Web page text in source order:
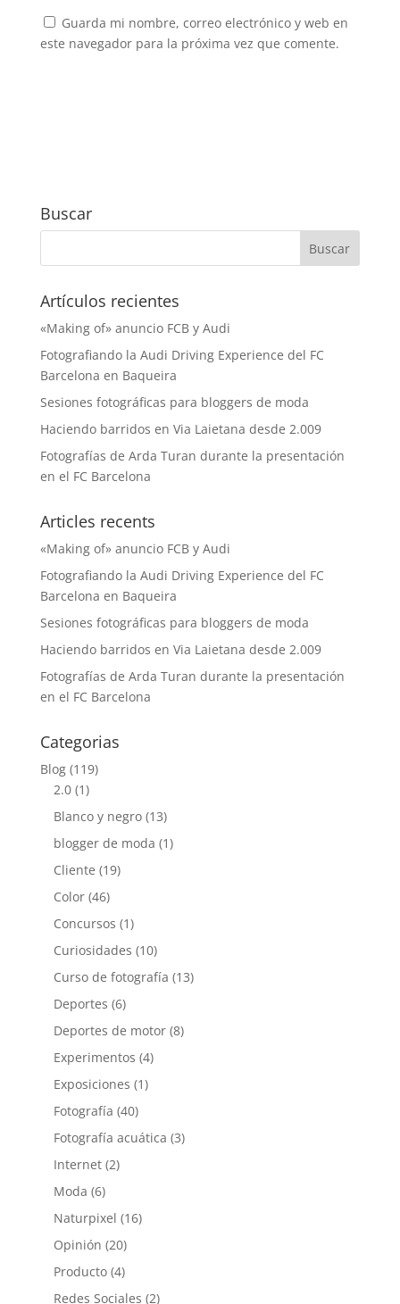
Guarda mi nombre, correo electrónico y web en
este navegador para la próxima vez que comente.
Buscar
Artículos recientes
«Making of» anuncio FCB y Audi
Fotografiando la Audi Driving Experience del FC
Barcelona en Baqueira
Sesiones fotográficas para bloggers de moda
Haciendo barridos en Via Laietana desde 2.009
Fotografías de Arda Turan durante la presentación
en el FC Barcelona
Articles recents
«Making of» anuncio FCB y Audi
Fotografiando la Audi Driving Experience del FC
Barcelona en Baqueira
Sesiones fotográficas para bloggers de moda
Haciendo barridos en Via Laietana desde 2.009
Fotografías de Arda Turan durante la presentación
en el FC Barcelona
Categorias
Blog(119)
2.0(1)
Blanco y negro(13)
blogger de moda (1)
Cliente (19)
Color(46)
Concursos (1)
Curiosidades (10)
Curso de fotografía (13)
Deportes (6)
Deportes de motor(8)
Experimentos (4)
Exposiciones (1)
Fotografía (40)
Fotografía acuática (3)
Internet(2)
Moda (6)
Naturpixel (16)
Opinión (20)
Producto(4)
Redes Sociales (2)